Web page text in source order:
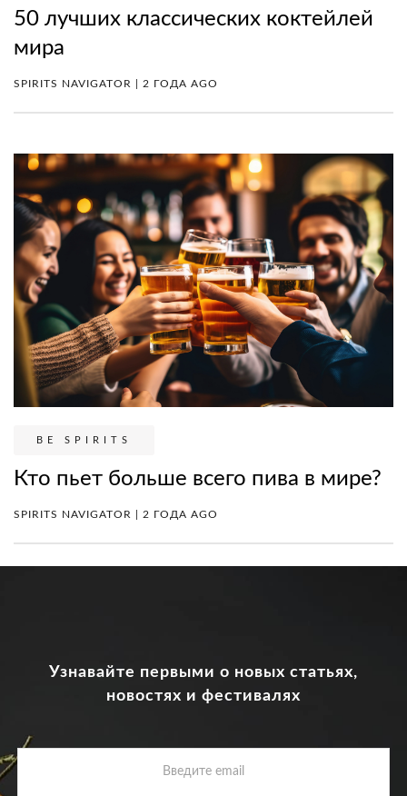
50 лучших классических коктейлей
мира
SPIRITS NAVIGATOR | 2 ГОДА AGO
BE SPIRITS
Кто пьет больше всего пива в мире?
SPIRITS NAVIGATOR | 2 ГОДА AGO
Узнавайте первыми о новых статьях,
новостях и фестивалях